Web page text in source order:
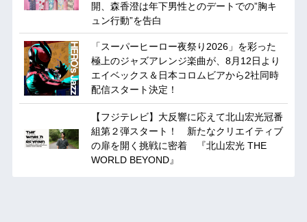
開、森香澄は年下男性とのデートでの”胸キ
ュン行動”を告白
「スーパーヒーロー夜祭り2026」を彩った
極上のジャズアレンジ楽曲が、8月12日より
エイベックス＆日本コロムビアから2社同時
配信スタート決定！
【フジテレビ】大反響に応えて北山宏光冠番
組第２弾スタート！ 新たなクリエイティブ
の扉を開く挑戦に密着 『北山宏光 THE
WORLD BEYOND』